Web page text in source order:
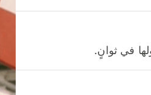
في ثوانٍ.